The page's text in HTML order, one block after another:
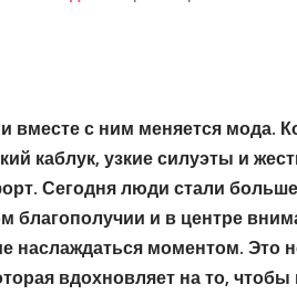
вместе с ним меняется мода.
каблук, узкие силуэты и
Сегодня люди стали
благополучии и в центре
наслаждаться моментом. Это
вдохновляет на то,